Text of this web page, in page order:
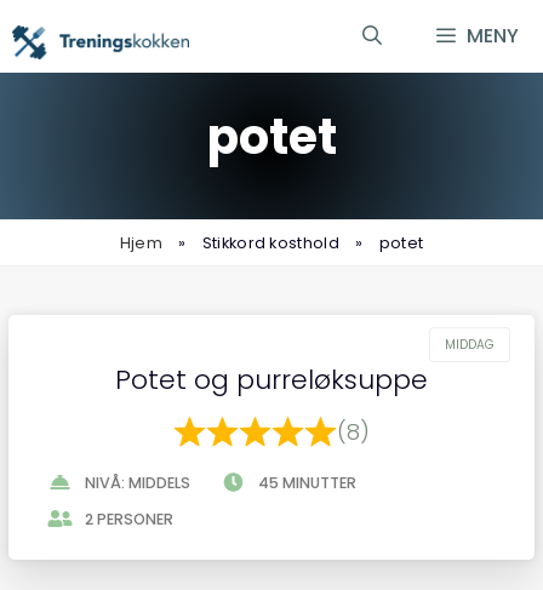
til
MENY
potet
Hjem » Stikkord kosthold » potet
Potet og purreløksuppe
(8)
NIVÅ: MIDDELS
45 MINUTTER
2 PERSONER